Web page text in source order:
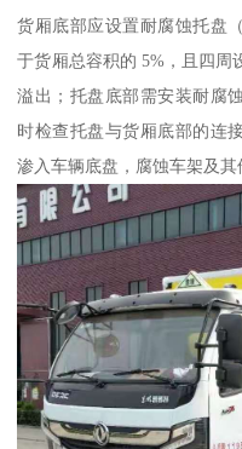
货厢底部应设置耐腐蚀托盘
于货厢总容积的 5%，且四周
溢出；托盘底部需安装耐腐
时检查托盘与货厢底部的连
渗入车辆底盘，腐蚀车架及其